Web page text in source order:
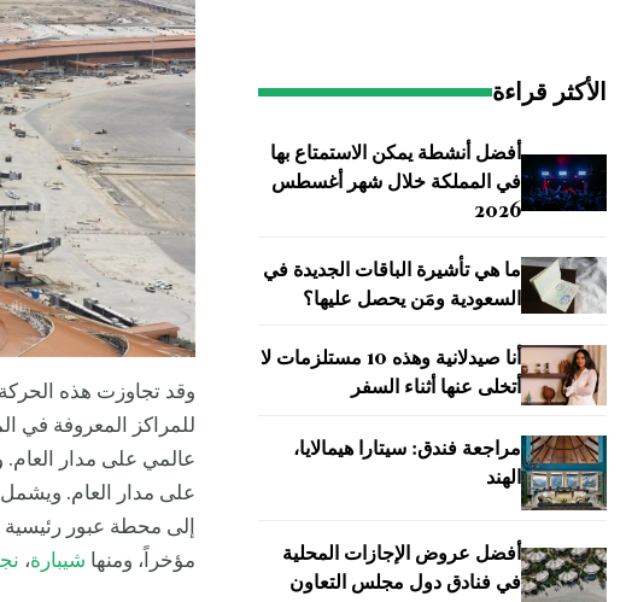
الأكثر قراءة
أفضل أنشطة يمكن الاستمتاع بها
في المملكة خلال شهر أغسطس
2026
ما هي تأشيرة الباقات الجديدة في
السعودية ومَن يحصل عليها؟
أنا صيدلانية وهذه 10 مستلزمات لا
أتخلى عنها أثناء السفر
مراجعة فندق: سيتارا هيمالايا،
الهند
أفضل عروض الإجازات المحلية
في فنادق دول مجلس التعاون
وقد تجاوزت هذه الحركة
للمراكز المعروفة في
عالمي على مدار العام.
على مدار العام. ويشمل
إلى محطة عبور رئيسية
مؤخراً، ومنها شيبارة،